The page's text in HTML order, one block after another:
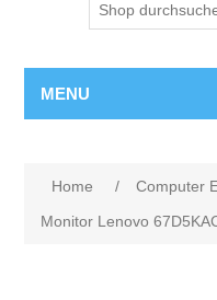
MENU
Home / Computer
Monitor Lenovo